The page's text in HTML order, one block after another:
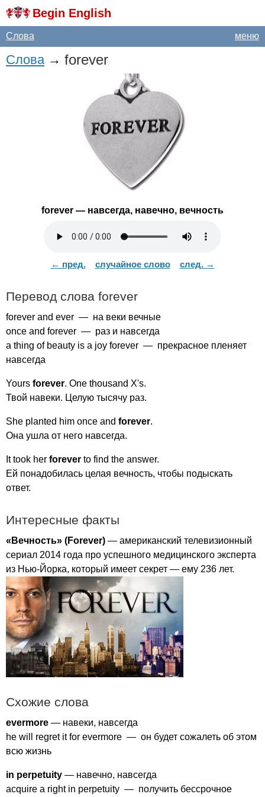
Begin English
меню
Слова
Слова→ forever
forever — навсегда, навечно, вечность
← пред. случайное слово след. →
Перевод слова forever
forever and ever — на веки вечные
once and forever — раз и навсегда
a thing of beauty is a joy forever — прекрасное пленяет
навсегда
Yours forever. One thousand X's.
Твой навеки. Целую тысячу раз.
She planted him once and forever.
Она ушла от него навсегда.
It took her forever to find the answer.
Ей понадобилась целая вечность, чтобы подыскать
ответ.
Интересные факты
«Вечность» (Forever) — американский телевизионный
сериал 2014 года про успешного медицинского эксперта
из Нью-Йорка, который имеет секрет — ему 236 лет.
Схожие слова
evermore — навеки, навсегда
he will regret it for evermore — он будет сожалеть об этом
всю жизнь
in perpetuity — навечно, навсегда
acquire a right in perpetuity — получить бессрочное